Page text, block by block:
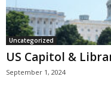
Uncategorized
US Capitol &
September 1, 2024